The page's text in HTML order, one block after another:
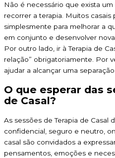
Não é necessário que exista um
recorrer a terapia. Muitos casais
simplesmente para melhorar a
em conjunto e desenvolver
Por outro lado, ir à Terapia de
relação” obrigatoriamente. Por
ajudar a alcançar uma
O que esperar das
de Casal?
As sessões de Terapia de Casal
confidencial, seguro e neutro,
casal são convidados a
pensamentos, emoções e